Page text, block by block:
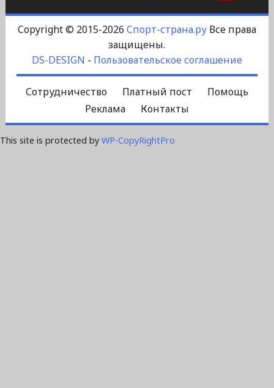
Copyright © 2015-2026 Спорт-страна.руВсе права
защищены.
DS-DESIGN - Пользовательское соглашение
Сотрудничество Платный пост
Помощь
Реклама
Контакты
This site is protected by WP-CopyRightPro